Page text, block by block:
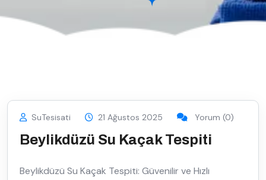
SuTesisati 21 Ağustos 2025 Yorum (0)
Beylikdüzü Su Kaçak Tespiti
Beylikdüzü Su Kaçak Tespiti: Güvenilir ve Hızlı